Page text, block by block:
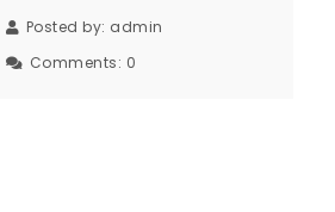
Posted by: admin
Comments: 0